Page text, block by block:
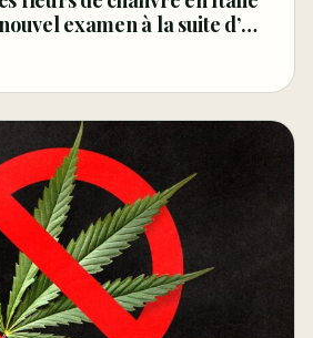
examen à la suite d’un
cassation concernant les